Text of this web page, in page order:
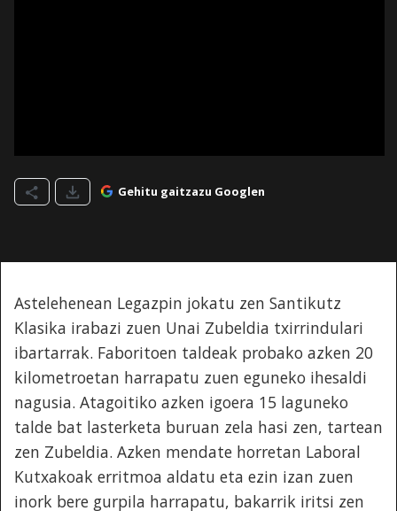
Gehitu gaitzazu Googlen
Astelehenean Legazpin jokatu zen Santikutz
Klasika irabazi zuen Unai Zubeldia txirrindulari
ibartarrak. Faboritoen taldeak probako azken 20
kilometroetan harrapatu zuen eguneko ihesaldi
nagusia. Atagoitiko azken igoera 15 laguneko
talde bat lasterketa buruan zela hasi zen, tartean
zen Zubeldia. Azken mendate horretan Laboral
Kutxakoak erritmoa aldatu eta ezin izan zuen
inork bere gurpila harrapatu, bakarrik iritsi zen